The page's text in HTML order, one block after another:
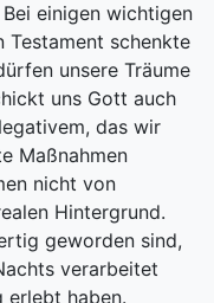
einigen wichtigen
Testament schenkte
unsere Träume
uns Gott auch
das wir
Maßnahmen
nicht von
Hintergrund.
geworden sind,
verarbeitet
erlebt haben.